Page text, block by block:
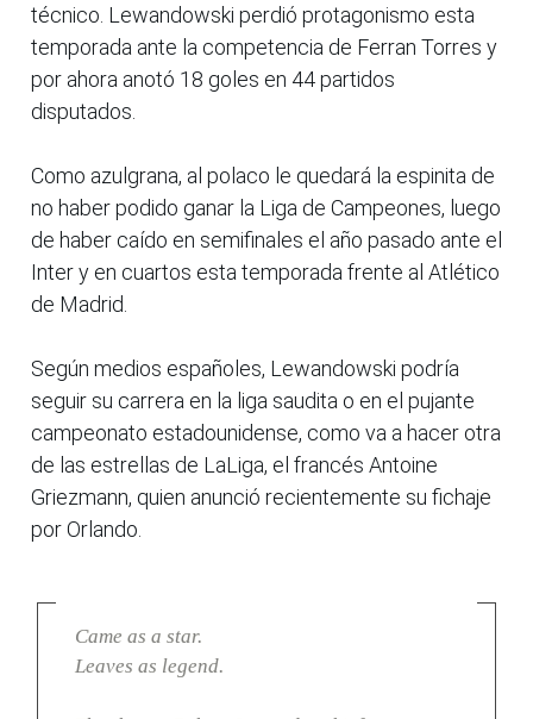
técnico. Lewandowski perdió protagonismo esta
temporada ante la competencia de Ferran Torres y
por ahora anotó 18 goles en 44 partidos
disputados.
Como azulgrana, al polaco le quedará la espinita de
no haber podido ganar la Liga de Campeones, luego
de haber caído en semifinales el año pasado ante el
Inter y en cuartos esta temporada frente al Atlético
de Madrid.
Según medios españoles, Lewandowski podría
seguir su carrera en la liga saudita o en el pujante
campeonato estadounidense, como va a hacer otra
de las estrellas de LaLiga, el francés Antoine
Griezmann, quien anunció recientemente su fichaje
por Orlando.
Came as a star.
Leaves as legend.